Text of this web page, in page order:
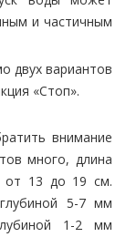
и частичным
двух вариантов
«Стоп».
внимание
много, длина
от 13 до 19 см.
5-7 мм
1-2 мм